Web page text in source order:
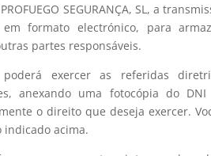
SEGURANÇA, SL, a
formato electrónico, para
partes responsáveis.
poderá exercer as referidas
anexando uma fotocópia do
o direito que deseja exercer.
indicado acima.